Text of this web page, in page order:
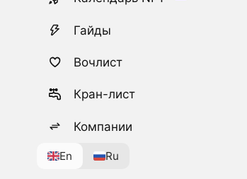
Гайды
Вочлист
Кран-лист
Компании
En Ru